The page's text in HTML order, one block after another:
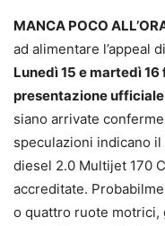
MANCA POCO
ad alimentare l’appeal
Lunedì 15 e martedì
presentazione ufficiale
siano arrivate
speculazioni indicano il
diesel 2.0 Multijet 170
accreditate.
o quattro ruote motrici,